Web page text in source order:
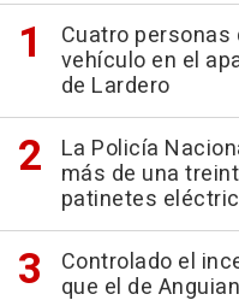
Cuatro personas
vehículo en el
de Lardero
La Policía
más de una
patinetes
Controlado el
que el de